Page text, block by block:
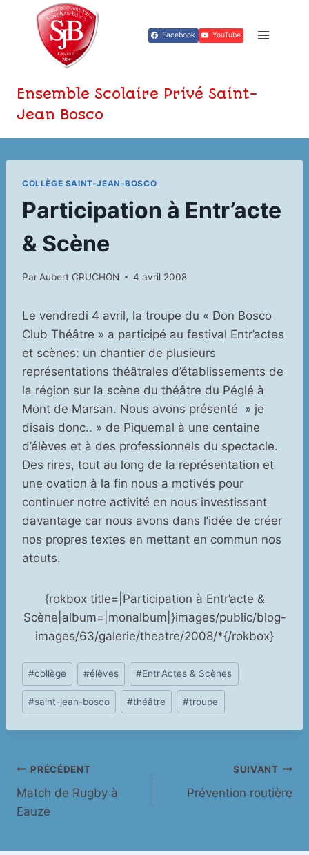
contenu
Facebook YouTube
Ensemble Scolaire Privé Saint-
Jean Bosco
COLLÈGE SAINT-JEAN-BOSCO
Participation à Entr’acte
& Scène
Par Aubert CRUCHON 4 avril 2008
Le vendredi 4 avril, la troupe du « Don Bosco
Club Théâtre » a participé au festival Entr’actes
et scènes: un chantier de plusieurs
représentations théâtrales d’établissements de
la région sur la scène du théâtre du Péglé à
Mont de Marsan. Nous avons présenté » je
disais donc.. » de Piquemal à une centaine
d’élèves et à des professionnels du spectacle.
Des rires, tout au long de la représentation et
une ovation à la fin nous a motivés pour
continuer notre activité en nous investissant
davantage car nous avons dans l’idée de créer
nos propres textes en mettant en commun nos
atouts.
{rokbox title=|Participation à Entr’acte &
Scène|album=|monalbum|}images/public/blog-
images/63/galerie/theatre/2008/*{/rokbox}
Étiquettes
de
la
#collège #élèves #Entr'Actes & Scènes
#saint-jean-bosco #théâtre #troupe
Navigation
de
PRÉCÉDENT
Match de Rugby à
Eauze
SUIVANT
Prévention routière